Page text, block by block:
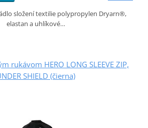
složení textilie polypropylen Dryarn®,
elastan a uhlíkové…
rukávom HERO LONG SLEEVE ZIP,
SHIELD (čierna)